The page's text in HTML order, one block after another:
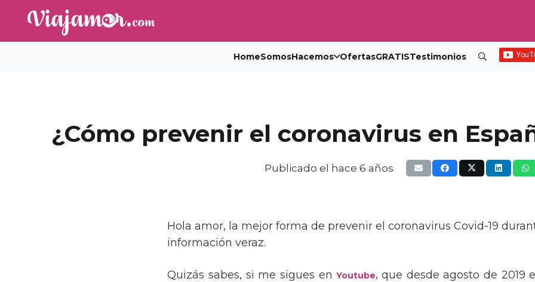
HomeSomosHacemos OfertasGRATISTestimonios
¿Cómo prevenir el coronavirus en
Publicado el hace 6 años
Hola amor, la mejor forma de prevenir el coronavirus Covid-19
información veraz.
Quizás sabes, si me sigues enYoutube, que desde agosto de 2019